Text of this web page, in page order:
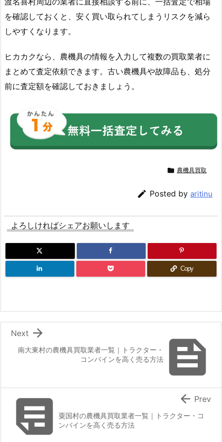
を確認しておくと、安く買い取られてしまうリスクを減ら
しやすくなります。
ヒカカクなら、農機具の情報を入力して複数の買取業者に
まとめて査定依頼できます。古い農機具や故障品も、処分
前に査定額を確認しておきましょう。
 農機具買取
 Posted by aritinu
よろしければシェアお願いします
Copy

南大東村の農機具買取業者一覧｜トラクター・
コンバインを高く売る方法

Next
粟国村の農機具買取業者一覧｜トラクター・コ
ンバインを高く売る方法
 Prev